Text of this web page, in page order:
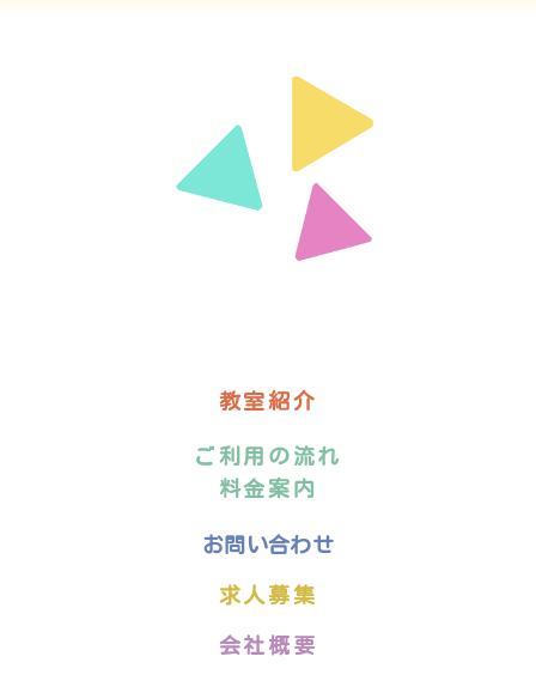
教室紹介
ご利用の流れ
料金案内
お問い合わせ
求人募集
会社概要